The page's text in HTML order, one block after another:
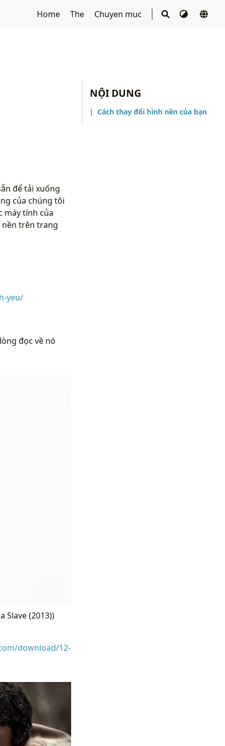
Home The Chuyen muc
NỘI DUNG
Cách thay đổi hình nền của bạn
để tải xuống
của chúng tôi
máy tính của
trên trang
yeu/
đọc về nó
Slave (2013))
download/12-